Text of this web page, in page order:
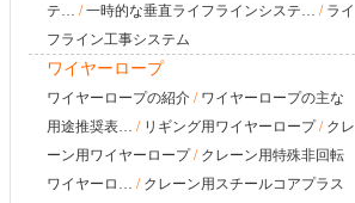
テ… /一時的な垂直ライフラインシステ… / ライ
フライン工事システム
ワイヤーロープ
ワイヤーロープの紹介 / ワイヤーロープの主な
用途推奨表… / リギング用ワイヤーロープ/ クレ
ーン用ワイヤーロープ/ クレーン用特殊非回転
ワイヤーロ… / クレーン用スチールコアプラス